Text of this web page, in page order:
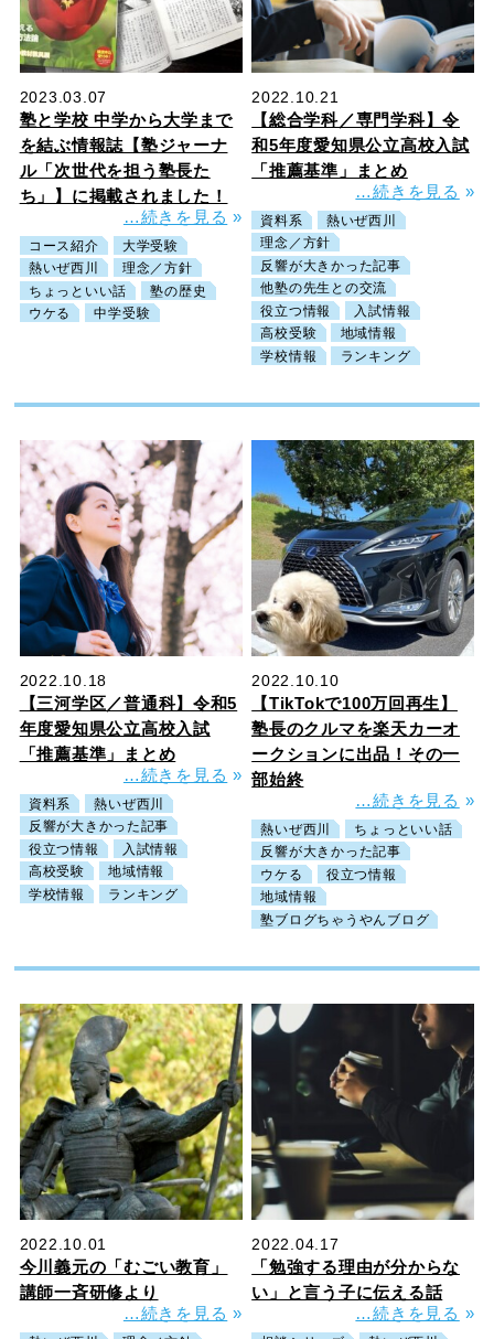
2023.03.07
塾と学校 中学から大学まで
を結ぶ情報誌【塾ジャーナ
ル「次世代を担う塾長た
ち」】に掲載されました！
…続きを見る »
コース紹介
大学受験
熱いぜ西川
理念／方針
ちょっといい話
塾の歴史
ウケる
中学受験
2022.10.21
【総合学科／専門学科】令
和5年度愛知県公立高校入試
「推薦基準」まとめ
…続きを見る »
資料系
熱いぜ西川
理念／方針
反響が大きかった記事
他塾の先生との交流
役立つ情報
入試情報
高校受験
地域情報
学校情報
ランキング
2022.10.18
【三河学区／普通科】令和5
年度愛知県公立高校入試
「推薦基準」まとめ
…続きを見る »
資料系
熱いぜ西川
反響が大きかった記事
役立つ情報
入試情報
高校受験
地域情報
学校情報
ランキング
2022.10.10
【TikTokで100万回再生】
塾長のクルマを楽天カーオ
ークションに出品！その一
部始終
…続きを見る »
熱いぜ西川
ちょっといい話
反響が大きかった記事
ウケる
役立つ情報
地域情報
塾ブログちゃうやんブログ
2022.10.01
今川義元の「むごい教育」
講師一斉研修より
…続きを見る »
2022.04.17
「勉強する理由が分からな
い」と言う子に伝える話
…続きを見る »